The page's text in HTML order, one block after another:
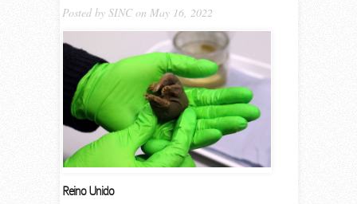
Posted by SINCon May 16, 2022
Reino Unido